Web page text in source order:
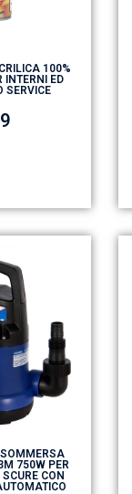
100%
INTERNI ED
SERVICE
750W PER
CON